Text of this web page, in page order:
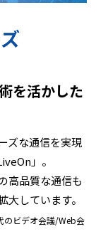
を活かした
ズな通信を実現
」。
高品質な通信も
しています。
のビデオ会議/Web会